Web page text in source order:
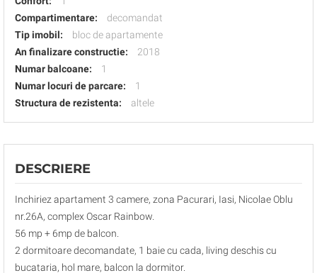
Compartimentare:
decomandat
Tip imobil:
bloc de apartamente
An finalizare constructie:
2018
Numar balcoane:
1
Numar locuri de parcare:
1
Structura de rezistenta:
altele
DESCRIERE
Inchiriez apartament 3 camere, zona Pacurari, Iasi, Nicolae Oblu
nr.26A, complex Oscar Rainbow.
56 mp + 6mp de balcon.
2 dormitoare decomandate, 1 baie cu cada, living deschis cu
bucataria, hol mare, balcon la dormitor.